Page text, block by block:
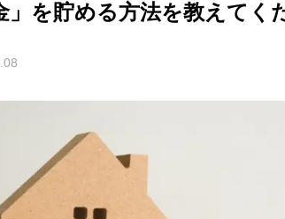
を貯める方法を教えてく